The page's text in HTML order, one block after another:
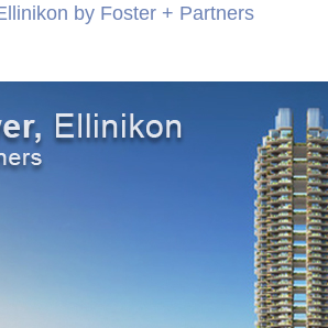
by Foster + Partners